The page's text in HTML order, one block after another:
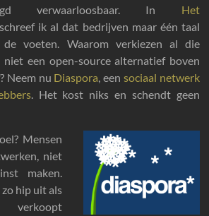
verwaarloosbaar. In Het
schreef ik al dat bedrijven maar één taal
voeten. Waarom verkiezen al die
niet een open-source alternatief boven
Neem nu Diaspora, een sociaal netwerk
. Het kost niks en schendt geen
Mensen
niet
maken.
hip uit als
verkoopt